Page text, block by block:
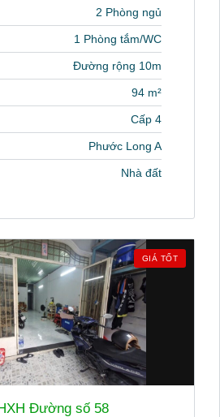
2 Phòng ngủ
1 Phòng tắm/WC
Đường rộng 10m
94 m²
Cấp 4
Phước Long A
Nhà đất
GIÁ TỐT
Đường số 58